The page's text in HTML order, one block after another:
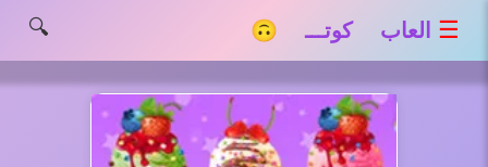
☰ العاب كوتـــ 🙃 🔍